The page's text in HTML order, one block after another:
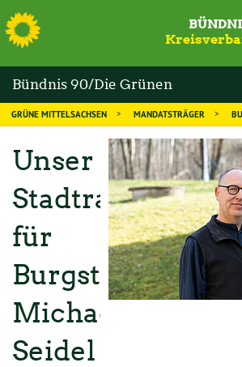
S
Bündnis 90/Die Grünen
Mittelsachsen
WAHLEN
DIE GRÜNEN
MANDATSTRÄGER
THEMEN
KALENDER
GRÜNE MITTELSACHSEN MANDATSTRÄGER
Unser
Stadtrat
für
Burgstädt:
Michael
Seidel